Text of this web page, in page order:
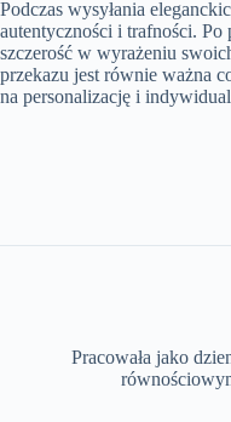
Podczas wysyłania
autentyczności i trafności.
szczerość w wyrażeniu
przekazu jest równie ważna
na personalizację i
Pracowała jako